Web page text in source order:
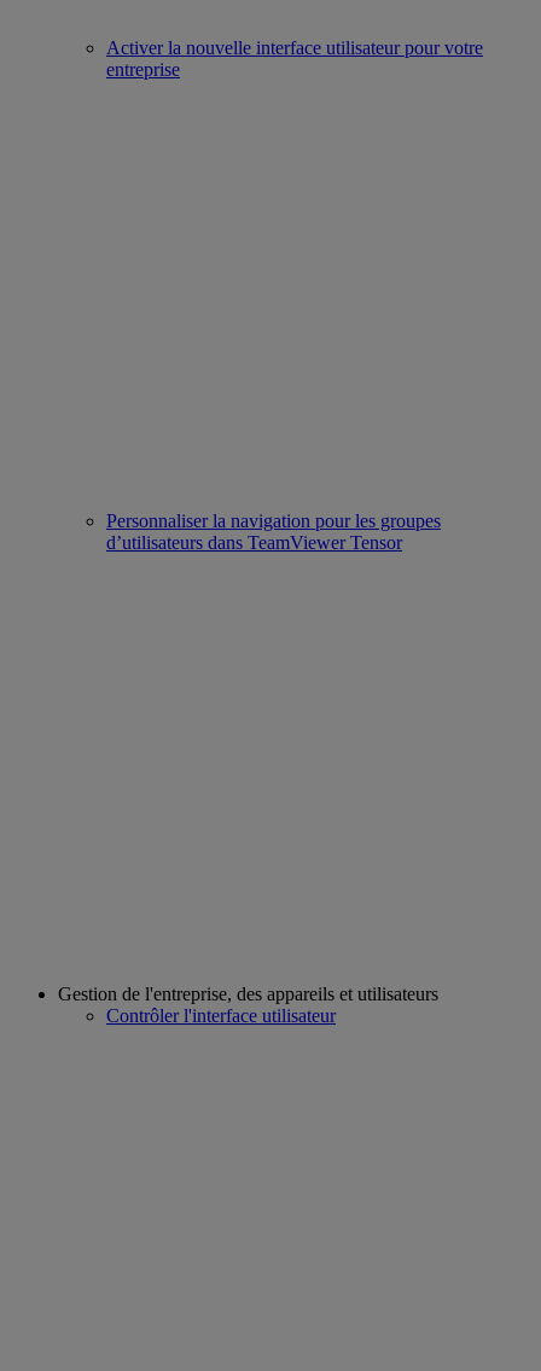
Activer la nouvelle interface utilisateur pour votre
entreprise
Personnaliser la navigation pour les groupes
d’utilisateurs dans TeamViewer Tensor
Gestion de l'entreprise, des appareils et utilisateurs
Contrôler l'interface utilisateur